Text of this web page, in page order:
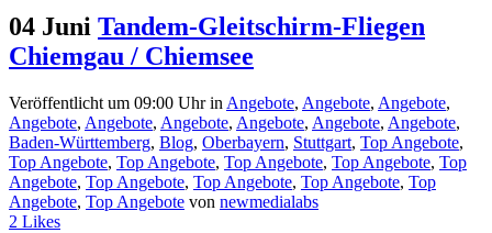
04 Juni Tandem-Gleitschirm-Fliegen
Chiemgau / Chiemsee
Veröffentlicht um 09:00 Uhrin Angebote, Angebote, Angebote,
Angebote, Angebote, Angebote, Angebote, Angebote, Angebote,
Baden-Württemberg, Blog, Oberbayern, Stuttgart, Top Angebote,
Top Angebote, Top Angebote, Top Angebote, Top Angebote, Top
Angebote, Top Angebote, Top Angebote, Top Angebote, Top
Angebote, Top Angebote von newmedialabs
2 Likes